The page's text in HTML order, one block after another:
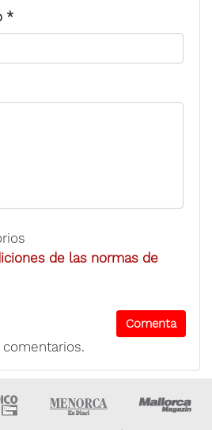
*
de las normas de
Ultima hora Ibiza Menorca • Es Diari